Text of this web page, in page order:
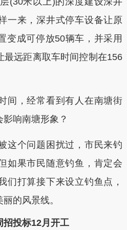
一来，深井式停车设备让原
变成可停放50辆车，并采用
最远距离取车时间控制在156
，经常看到有人在南塘街
响南塘形象？
个问题困扰过，市民来钓
如果市民随意钓鱼，肯定会
们打算接下来设立钓鱼点，
的风景线。
投标12月开工